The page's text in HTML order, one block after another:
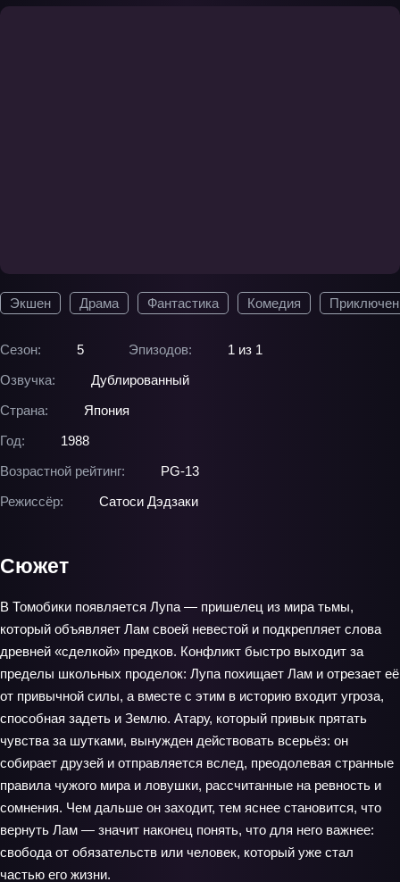
Экшен Драма Фантастика Комедия
Сезон: 5 Эпизодов:
1 из 1
Озвучка:
Дублированный
Страна:
Япония
Год:
1988
Возрастной рейтинг:
PG-13
Режиссёр:
Сатоси Дэдзаки
Сюжет
В Томобики появляется Лупа — пришелец из мира тьмы,
который объявляет Лам своей невестой и подкрепляет слова
древней «сделкой» предков. Конфликт быстро выходит за
пределы школьных проделок: Лупа похищает Лам и отрезает её
от привычной силы, а вместе с этим в историю входит угроза,
способная задеть и Землю. Атару, который привык прятать
чувства за шутками, вынужден действовать всерьёз: он
собирает друзей и отправляется вслед, преодолевая странные
правила чужого мира и ловушки, рассчитанные на ревность и
сомнения. Чем дальше он заходит, тем яснее становится, что
вернуть Лам — значит наконец понять, что для него важнее:
свобода от обязательств или человек, который уже стал
частью его жизни.